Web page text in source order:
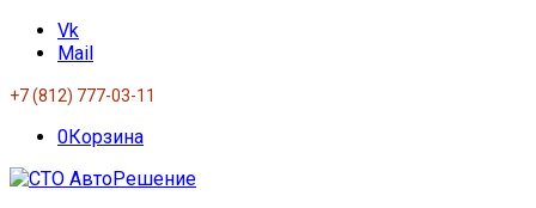
Vk
Mail
+7 (812) 777-03-11
0Корзина